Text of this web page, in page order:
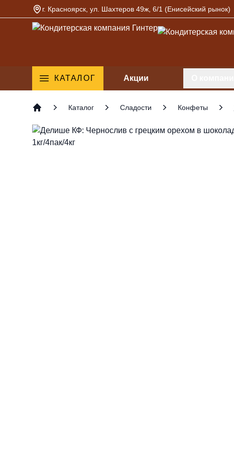
г. Красноярск, ул. Шахтеров 49ж, 6/1 (Енисейский рынок)
КАТАЛОГ Акции
Каталог Сладости Конфеты